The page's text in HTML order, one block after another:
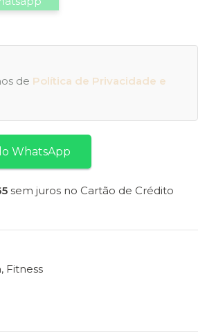
de Política de Privacidade e
WhatsApp
sem juros no Cartão de Crédito
, Fitness